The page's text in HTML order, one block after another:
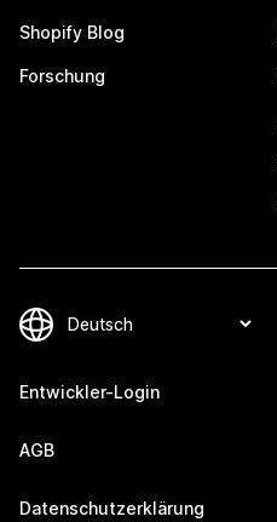
Shopify Blog
Forschung
Entwickler-Login
AGB
Datenschutzerklärung